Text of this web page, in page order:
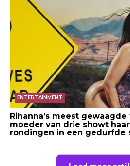
ENTERTAINMENT
Rihanna’s meest gewaagde
moeder van drie showt
rondingen in een gedurfde